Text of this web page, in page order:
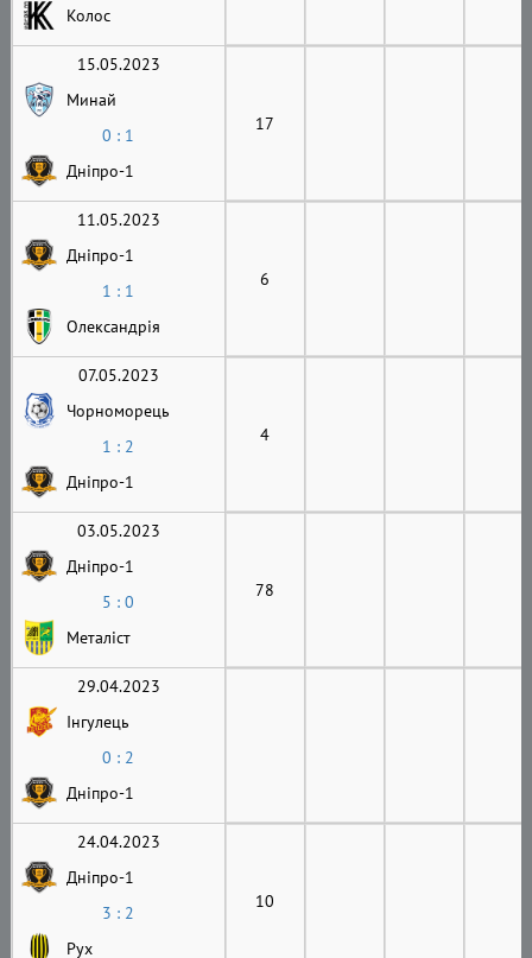
Колос
15.05.2023
Минай
0 : 1
Дніпро-1
17
11.05.2023
Дніпро-1
1 : 1
Олександрія
6
07.05.2023
Чорноморець
1 : 2
Дніпро-1
4
03.05.2023
Дніпро-1
5 : 0
Металіст
78
29.04.2023
Інгулець
0 : 2
Дніпро-1
24.04.2023
Дніпро-1
3 : 2
Рух
10